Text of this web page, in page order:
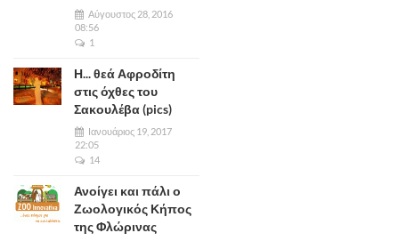
Αύγουστος 28, 2016
08:56
1
Η... θεά Αφροδίτη
στις όχθες του
Σακουλέβα (pics)
Ιανουάριος 19, 2017
22:05
14
Ανοίγει και πάλι ο
Ζωολογικός Κήπος
της Φλώρινας